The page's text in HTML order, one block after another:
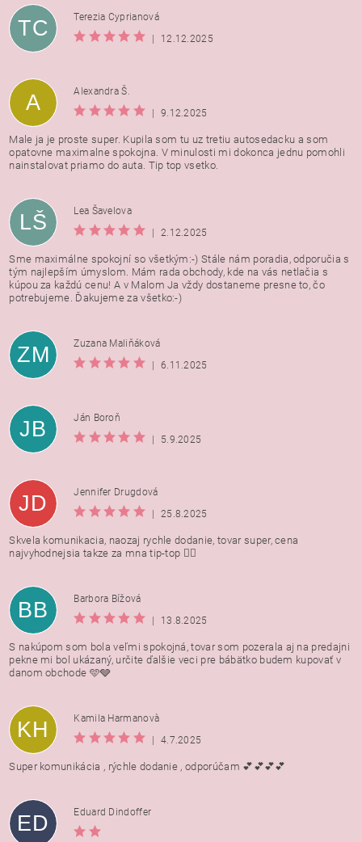
TC
Terezia Cyprianová
|
12.12.2025
A
Alexandra Š.
|
9.12.2025
Male ja je proste super. Kupila som tu uz tretiu autosedacku a som
opatovne maximalne spokojna. V minulosti mi dokonca jednu pomohli
nainstalovat priamo do auta. Tip top vsetko.
LŠ
Lea Šavelova
|
2.12.2025
Sme maximálne spokojní so všetkým:-) Stále nám poradia, odporučia s
tým najlepším úmyslom. Mám rada obchody, kde na vás netlačia s
kúpou za každú cenu! A v Malom Ja vždy dostaneme presne to, čo
potrebujeme. Ďakujeme za všetko:-)
ZM
Zuzana Maliňáková
|
6.11.2025
JB
Ján Boroň
|
5.9.2025
JD
Jennifer Drugdová
|
25.8.2025
Skvela komunikacia, naozaj rychle dodanie, tovar super, cena
najvyhodnejsia takze za mna tip-top 👍🏻
BB
Barbora Bížová
|
13.8.2025
S nakúpom som bola veľmi spokojná, tovar som pozerala aj na predajni
pekne mi bol ukázaný, určite ďalšie veci pre bábätko budem kupovať v
danom obchode 🩵🩶
KH
Kamila Harmanovà
|
4.7.2025
Super komunikácia , rýchle dodanie , odporúčam 💕💕💕💕
ED Eduard Dindoffer